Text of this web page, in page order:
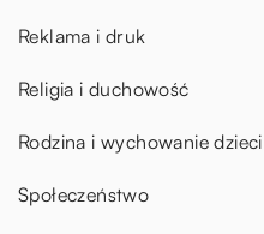
Reklama i druk
Religia i duchowość
Rodzina i wychowanie dzieci
Społeczeństwo